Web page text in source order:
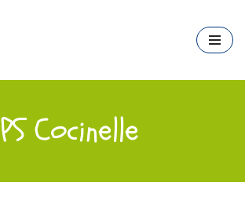
PS Cocinelle